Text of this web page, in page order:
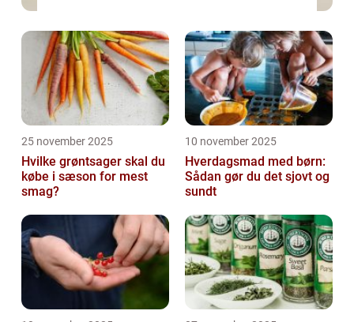
25 november 2025
Hvilke grøntsager skal du
købe i sæson for mest
smag?
10 november 2025
Hverdagsmad med børn:
Sådan gør du det sjovt og
sundt